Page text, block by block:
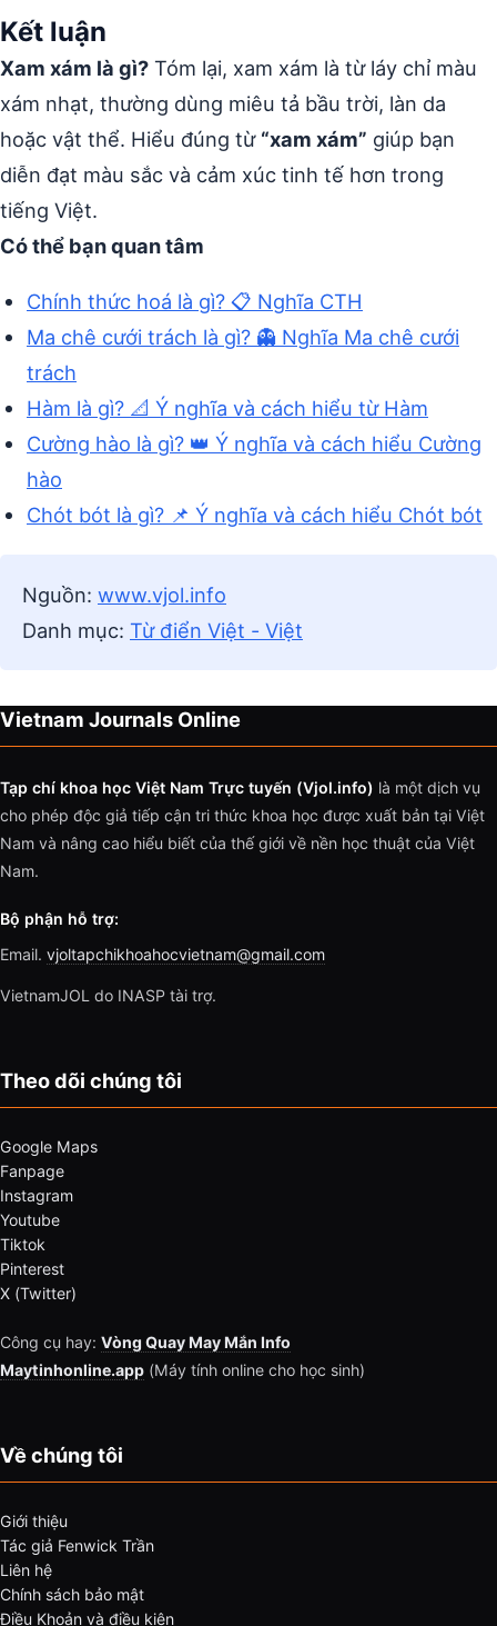
Kết luận
Xam xám là gì? Tóm lại, xam xám là từ láy chỉ màu
xám nhạt, thường dùng miêu tả bầu trời, làn da
hoặc vật thể. Hiểu đúng từ “xam xám” giúp bạn
diễn đạt màu sắc và cảm xúc tinh tế hơn trong
tiếng Việt.
Có thể bạn quan tâm
Chính thức hoá là gì? 📋 Nghĩa CTH
Ma chê cưới trách là gì? 👻 Nghĩa Ma chê cưới
trách
Hàm là gì? 📐 Ý nghĩa và cách hiểu từ Hàm
Cường hào là gì? 👑 Ý nghĩa và cách hiểu Cường
hào
Chót bót là gì? 📌 Ý nghĩa và cách hiểu Chót bót
Nguồn: www.vjol.info
Danh mục: Từ điển Việt - Việt
Vietnam Journals Online
Tạp chí khoa học Việt Nam Trực tuyến (Vjol.info) là một dịch vụ
cho phép độc giả tiếp cận tri thức khoa học được xuất bản tại Việt
Nam và nâng cao hiểu biết của thế giới về nền học thuật của Việt
Nam.
Bộ phận hỗ trợ:
Email. vjoltapchikhoahocvietnam@gmail.com
VietnamJOL do INASP tài trợ.
Theo dõi chúng tôi
Google Maps
Fanpage
Instagram
Youtube
Tiktok
Pinterest
X (Twitter)
Công cụ hay: Vòng Quay May Mắn Info
Maytinhonline.app (Máy tính online cho học sinh)
Về chúng tôi
Giới thiệu
Tác giả Fenwick Trần
Liên hệ
Chính sách bảo mật
Điều Khoản và điều kiện